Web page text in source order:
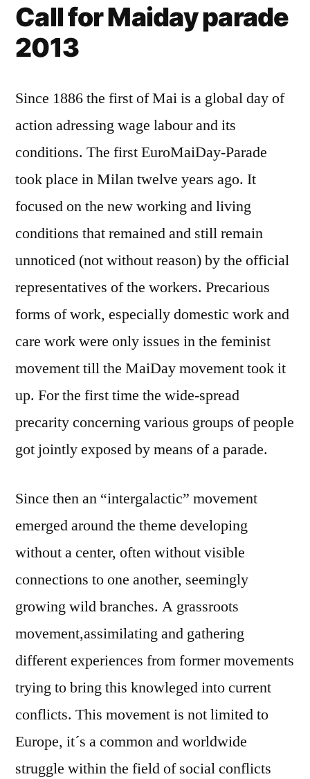
Call for Maiday parade
2013
Since 1886 the first of Mai is a global day of
action adressing wage labour and its
conditions. The first EuroMaiDay-Parade
took place in Milan twelve years ago. It
focused on the new working and living
conditions that remained and still remain
unnoticed (not without reason) by the official
representatives of the workers. Precarious
forms of work, especially domestic work and
care work were only issues in the feminist
movement till the MaiDay movement took it
up. For the first time the wide-spread
precarity concerning various groups of people
got jointly exposed by means of a parade.
Since then an “intergalactic” movement
emerged around the theme developing
without a center, often without visible
connections to one another, seemingly
growing wild branches. A grassroots
movement,assimilating and gathering
different experiences from former movements
trying to bring this knowleged into current
conflicts. This movement is not limited to
Europe, it´s a common and worldwide
struggle within the field of social conflicts